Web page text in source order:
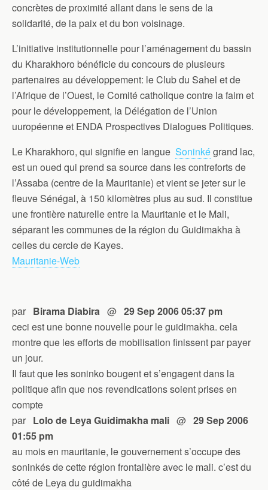
concrètes de proximité allant dans le sens de la
solidarité, de la paix et du bon voisinage.
L’initiative institutionnelle pour l’aménagement du bassin
du Kharakhoro bénéficie du concours de plusieurs
partenaires au développement: le Club du Sahel et de
l’Afrique de l’Ouest, le Comité catholique contre la faim et
pour le développement, la Délégation de l’Union
uuropéenne et ENDA Prospectives Dialogues Politiques.
Le Kharakhoro, qui signifie en langue Soninkégrand lac,
est un oued qui prend sa source dans les contreforts de
l’Assaba (centre de la Mauritanie) et vient se jeter sur le
fleuve Sénégal, à 150 kilomètres plus au sud. Il constitue
une frontière naturelle entre la Mauritanie et le Mali,
séparant les communes de la région du Guidimakha à
celles du cercle de Kayes.
Mauritanie-Web
par Birama Diabira @ 29 Sep 2006 05:37 pm
ceci est une bonne nouvelle pour le guidimakha. cela
montre que les efforts de mobilisation finissent par payer
un jour.
Il faut que les soninko bougent et s’engagent dans la
politique afin que nos revendications soient prises en
compte
par Lolo de Leya Guidimakha mali @ 29 Sep 2006
01:55 pm
au mois en mauritanie, le gouvernement s’occupe des
soninkés de cette région frontalière avec le mali. c’est du
côté de Leya du guidimakha